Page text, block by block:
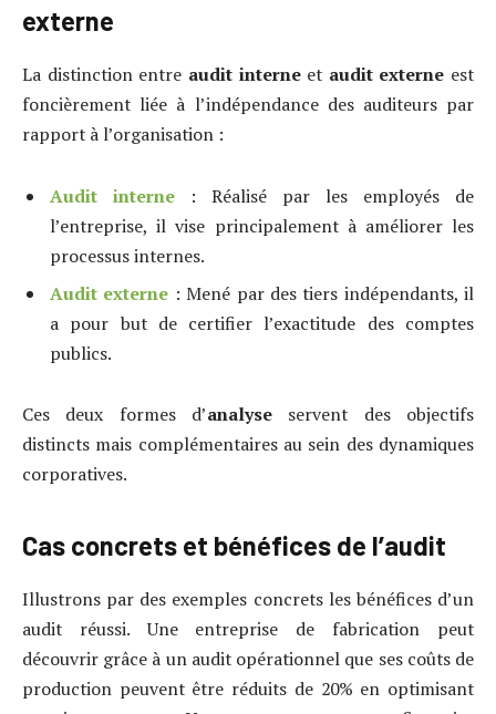
externe
La distinction entre audit interneet audit externe est
foncièrement liée à l’indépendance des auditeurs par
rapport à l’organisation :
Audit interne : Réalisé par les employés de
l’entreprise, il vise principalement à améliorer les
processus internes.
Audit externe : Mené par des tiers indépendants, il
a pour but de certifier l’exactitude des comptes
publics.
Ces deux formes d’analyse servent des objectifs
distincts mais complémentaires au sein des dynamiques
corporatives.
Cas concrets et bénéfices de l’audit
Illustrons par des exemples concrets les bénéfices d’un
audit réussi. Une entreprise de fabrication peut
découvrir grâce à un audit opérationnel que ses coûts de
production peuvent être réduits de 20% en optimisant